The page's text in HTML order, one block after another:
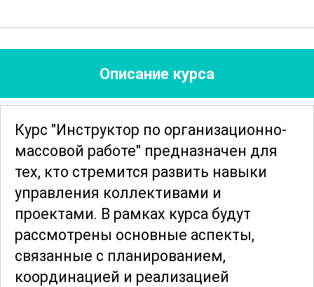
Описание курса
Курс "Инструктор по организационно-
массовой работе" предназначен для
тех, кто стремится развить навыки
управления коллективами и
проектами. В рамках курса будут
рассмотрены основные аспекты,
связанные с планированием,
координацией и реализацией